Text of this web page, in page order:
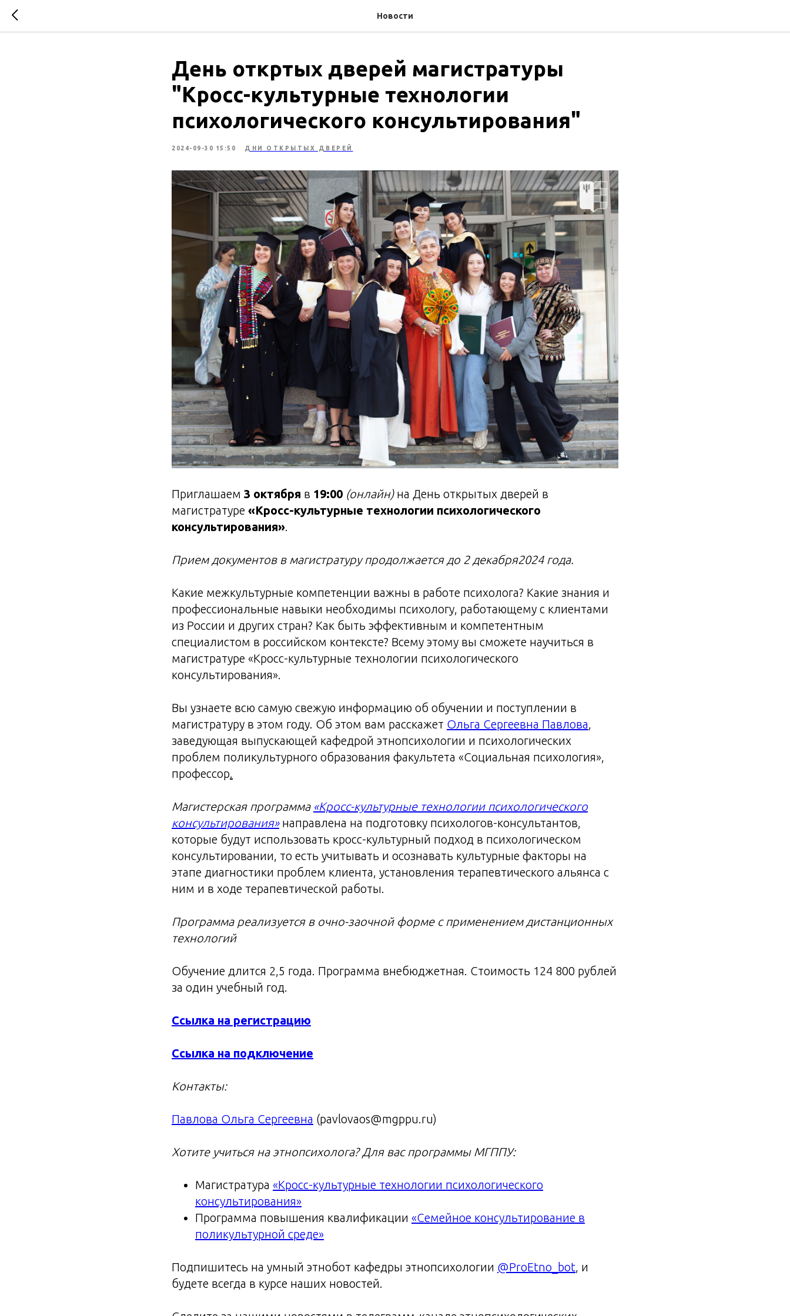
Новости
День откртых дверей магистратуры
"Кросс-культурные технологии
психологического консультирования"
2024-09-30 15:50 ДНИ ОТКРЫТЫХ ДВЕРЕЙ
Приглашаем 3 октября в 19:00 (онлайн)на День открытых дверей в
магистратуре «Кросс-культурные технологии психологического
консультирования».
Прием документов в магистратуру продолжается до 2 декабря2024 года.
Какие межкультурные компетенции важны в работе психолога? Какие знания и
профессиональные навыки необходимы психологу, работающему с клиентами
из России и других стран? Как быть эффективным и компетентным
специалистом в российском контексте? Всему этому вы сможете научиться в
магистратуре «Кросс-культурные технологии психологического
консультирования».
Вы узнаете всю самую свежую информацию об обучении и поступлении в
магистратуру в этом году. Об этом вам расскажет Ольга Сергеевна Павлова,
заведующая выпускающей кафедрой этнопсихологии и психологических
проблем поликультурного образования факультета «Социальная психология»,
профессор.
Магистерская программа «Кросс-культурные технологии психологического
консультирования»направлена на подготовку психологов-консультантов,
которые будут использовать кросс-культурный подход в психологическом
консультировании, то есть учитывать и осознавать культурные факторы на
этапе диагностики проблем клиента, установления терапевтического альянса с
ним и в ходе терапевтической работы.
Программа реализуется в очно-заочной форме с применением дистанционных
технологий
Обучение длится 2,5 года. Программа внебюджетная. Стоимость 124 800 рублей
за один учебный год.
Ссылка на регистрацию
Ссылка на подключение
Контакты:
Павлова Ольга Сергеевна (pavlovaos@mgppu.ru)
Хотите учиться на этнопсихолога? Для вас программы МГППУ:
Магистратура «Кросс-культурные технологии психологического
консультирования»
Программа повышения квалификации «Семейное консультирование в
поликультурной среде»
Подпишитесь на умный этнобот кафедры этнопсихологии @ProEtno_bot, и
будете всегда в курсе наших новостей.